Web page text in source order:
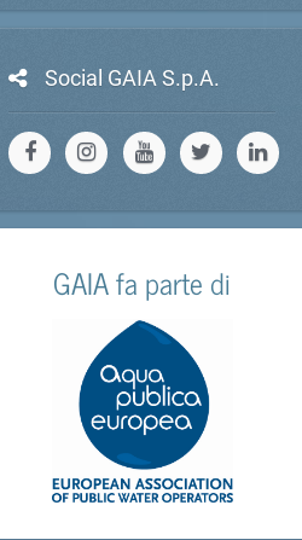
Social GAIA S.p.A.
GAIA fa parte di